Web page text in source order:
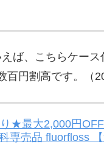
ば、こちらケース
円割高です。（
り★最大2,000円
専売品 fluorfloss 【